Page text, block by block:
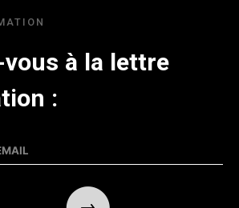
à la lettre
: